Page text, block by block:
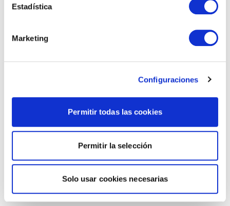
Estadística
Marketing
Configuraciones
Permitir todas las cookies
Permitir la selección
Solo usar cookies necesarias